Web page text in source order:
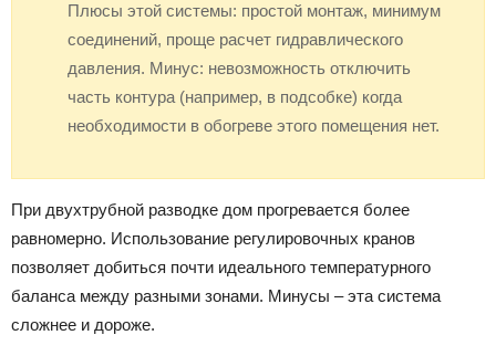
Плюсы этой системы: простой монтаж, минимум
соединений, проще расчет гидравлического
давления. Минус: невозможность отключить
часть контура (например, в подсобке) когда
необходимости в обогреве этого помещения нет.
При двухтрубной разводке дом прогревается более
равномерно. Использование регулировочных кранов
позволяет добиться почти идеального температурного
баланса между разными зонами. Минусы – эта система
сложнее и дороже.